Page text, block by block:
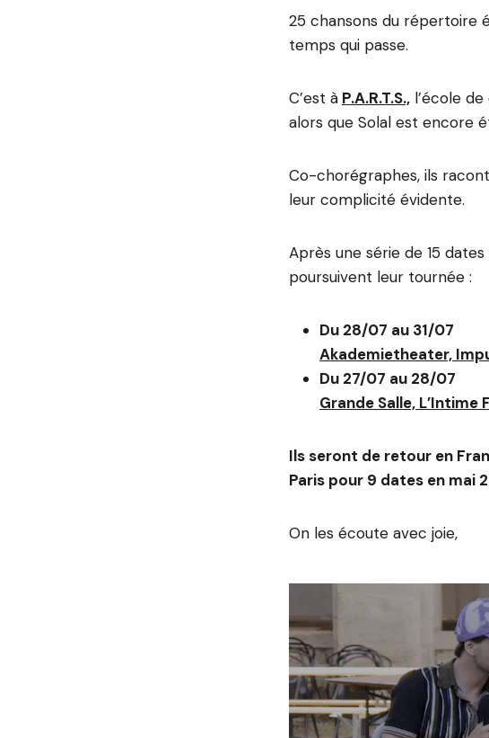
25 chansons du répertoire
temps qui passe.
C’est à P.A.R.T.S., l’école
alors que Solal est encore
Co-chorégraphes, ils
leur complicité évidente.
Après une série de 15
poursuivent leur tournée :
Du 28/07 au 31/07
Akademietheater,
Du 27/07 au 28/07
Grande Salle, L’Intime
Ils seront de retour en
Paris pour 9 dates en mai
On les écoute avec joie,